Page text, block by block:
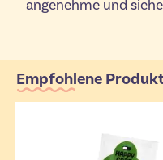
angenehme und
Empfohlene